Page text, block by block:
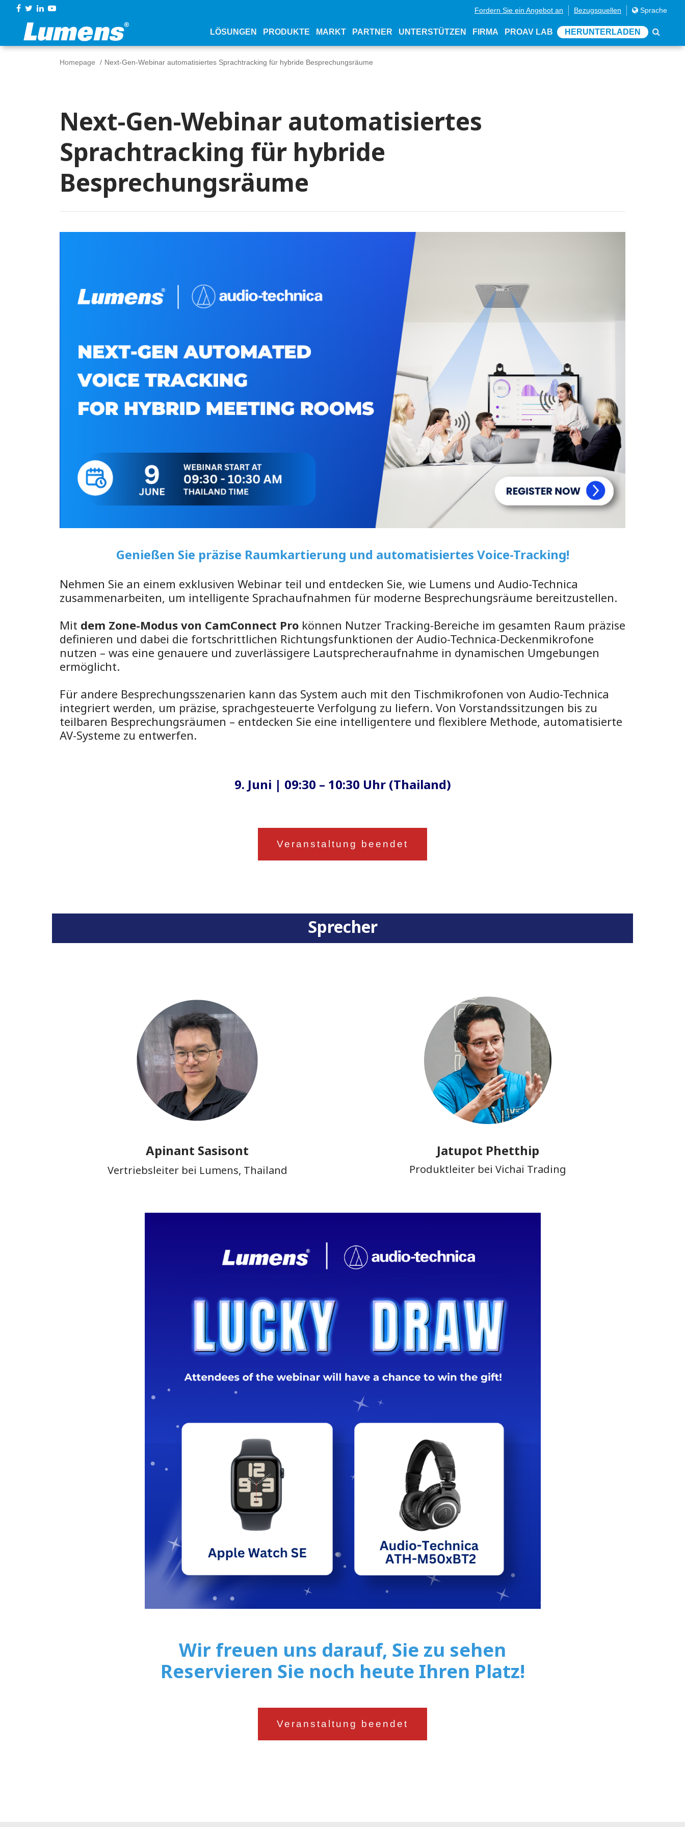
Fordern Sie ein Angebot an Bezugsquellen Sprache
LÖSUNGEN PRODUKTE MARKT PARTNER UNTERSTÜTZEN FIRMA PROAV LAB HERUNTERLADEN
Homepage Next-Gen-Webinar automatisiertes Sprachtracking für hybride Besprechungsräume
Next-Gen-Webinar automatisiertes
Sprachtracking für hybride
Besprechungsräume
Genießen Sie präzise Raumkartierung und automatisiertes Voice-Tracking!
Nehmen Sie an einem exklusiven Webinar teil und entdecken Sie, wie Lumens und Audio-Technica
zusammenarbeiten, um intelligente Sprachaufnahmen für moderne Besprechungsräume bereitzustellen.
Mit dem Zone-Modus von CamConnect Pro können Nutzer Tracking-Bereiche im gesamten Raum präzise
definieren und dabei die fortschrittlichen Richtungsfunktionen der Audio-Technica-Deckenmikrofone
nutzen – was eine genauere und zuverlässigere Lautsprecheraufnahme in dynamischen Umgebungen
ermöglicht.
Für andere Besprechungsszenarien kann das System auch mit den Tischmikrofonen von Audio-Technica
integriert werden, um präzise, sprachgesteuerte Verfolgung zu liefern. Von Vorstandssitzungen bis zu
teilbaren Besprechungsräumen – entdecken Sie eine intelligentere und flexiblere Methode, automatisierte
AV-Systeme zu entwerfen.
9. Juni | 09:30 – 10:30 Uhr (Thailand)
Veranstaltung beendet
Sprecher
Apinant Sasisont
Vertriebsleiter bei Lumens, Thailand
Jatupot Phetthip
Produktleiter bei Vichai Trading
Wir freuen uns darauf, Sie zu sehen
Reservieren Sie noch heute Ihren Platz!
Veranstaltung beendet